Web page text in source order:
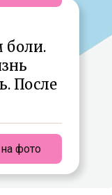
боли.
После
фото